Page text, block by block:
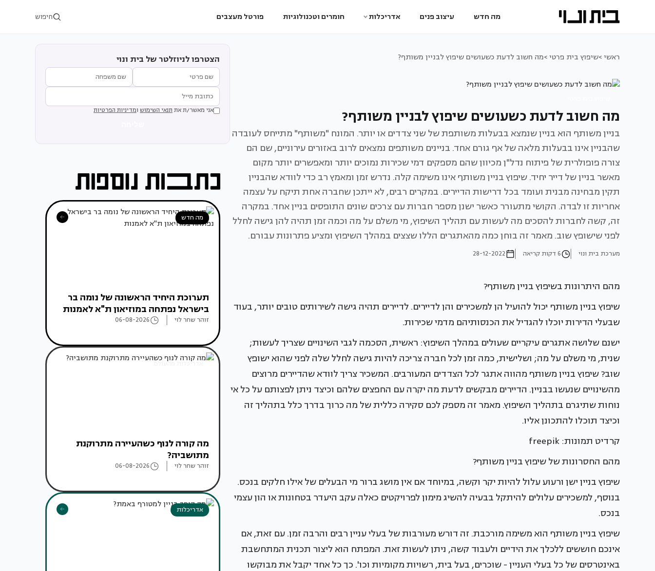
מה חדש עיצוב פנים אדריכלות חומרים וטכנולוגיות פורטל מעצבים חיפוש
ראשי >שיפוץ בית פרטי >מה חשוב לדעת כשעושים שיפוץ לבניין משותף?
מה חשוב לדעת כשעושים שיפוץ לבניין משותף?
בניין משותף הוא בניין שנמצא בבעלות משותפת של שני צדדים או יותר. המונח "משותף" מתייחס לעובדה
שהבניין אינו בבעלות מלאה של אף גורם אחד. בניינים משותפים נמצאים לרוב באזורים עירוניים, שם הם
צורה פופולרית של פיתוח נדל"ן מכיוון שהם מספקים דמי שכירות נמוכים יותר ומאפשרים יותר מקום
מאשר בניין של דייר יחיד. שיפוץ בניין משותף אינו משימה קלה. נדרש זמן ומאמץ רב כדי לוודא שהבניין
תקין מבחינה מבנית ועומד בכל דרישות הדיירים. במקרים רבים, לא ייתכן שחברה אחת תיקח על עצמה
אחריות זו לבדה. הקושי מתעורר כאשר ישנן מספר חברות עם צרכים שונים התופסים בניין אחד. במקרה
זה, קשה לחברות להסכים מה לעשות עם תהליך השיפוץ, מי משלם על מה וכמה זמן תהיה להן גישה לחלל
לפני שישופץ שוב. מאמר זה בוחן כמה מהאתגרים הללו שצצים במהלך השיפוץ ומציע פתרונות עבורם.
מערכת בית ונוי 6 דקות קריאה 28-12-2022
מהם היתרונות בשיפוץ בניין משותף?
שיפוץ בניין משותף יכול להועיל הן למשכירים והן לדיירים. לדיירים תהיה גישה לשירותים טובים יותר, בעוד
שבעלי הדירות יוכלו להגדיל את הכנסותיהם מדמי שכירות.
ישנם שלושה אתגרים עיקריים שעולים במהלך השיפוץ: ראשית, הסכמה לגבי השינויים שצריך לעשות;
שנית, מי משלם על מה; ושלישית, כמה זמן לכל חברה צריכה להיות גישה לחלל שלה לפני שהוא ישופץ
שוב? שיפוץ בניין משותף מהווה אתגר לכל הצדדים המעורבים. המשכיר צריך לוודא שהדיירים מרוצים
מהשינויים שנעשו בבניין. הדיירים מבקשים לדעת מה יקרה עם החפצים שלהם וכיצד ניתן לפצותם על כל אי
נוחות שתיגרם בתהליך השיפוץ. מאמר זה מספק לכם סקירה כללית של מה כרוך בדרך כלל בתהליך זה
וכיצד תוכלו להתכונן אליו.
קרדיט תמונות: freepik
מהם החסרונות של שיפוץ בניין משותף?
שיפוץ בניין ישן ורעוע עלול להיות יקר וקשה, במיוחד אם אין מושג ברור מי הבעלים של אילו חלקים בנכס.
בנוסף, למשכירים עלולים להיתקל בבעיה להשיג מימון לפרויקטים כאלה עקב היעדר בטחונות או הון עצמי
בנכס.
שיפוץ בניין משותף הוא משימה מורכבת. זה דורש מעורבות של בעלי עניין רבים והרבה זמן. עם זאת, אם
אינכם חוששים ללכלך את הידיים ולעבוד קשה, ניתן לעשות זאת. המפתח הוא ליצור תכנית המתחשבת
באינטרסים של כל בעלי העניין - שוכרים, בעל בית, רשויות מקומיות וכו'. כך כל אחד יקבל את מבוקשו
הצטרפו לניוזלטר של בית ונוי
אני מאשר/ת את תנאי השימוש ומדיניות הפרטיות
מה חדש
תערוכת היחיד הראשונה של נומה בר
בישראל נפתחה במוזיאון ת"א לאמנות
זוהר שחר לוי 06-08-2026
אדריכלות מהעולם
מה קורה לנוף כשהעיירה מתרוקנת
מתושביה?
זוהר שחר לוי 06-08-2026
אדריכלות